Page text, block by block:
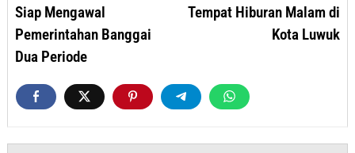
Siap Mengawal
Pemerintahan Banggai
Dua Periode
Tempat Hiburan Malam di
Kota Luwuk